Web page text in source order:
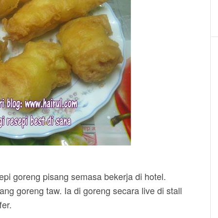
goreng pisang semasa bekerja di hotel.
goreng taw. Ia di goreng secara live di stall